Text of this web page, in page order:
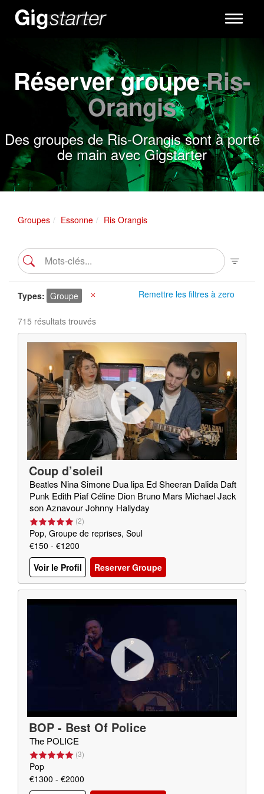
Toggle
Réserver groupeRis-
Orangis
Des groupes de Ris-Orangis sont à porté
de main avec Gigstarter
Groupes Essonne Ris Orangis
Remettre les filtres à zero
Types Groupe
715 résultats trouvés
Coup d’soleil
Beatles Nina Simone Dua lipa Ed Sheeran Dalida Daft
Punk Edith Piaf Céline Dion Bruno Mars Michael Jack
son Aznavour Johnny Hallyday
(2)
Pop, Groupe de reprises, Soul
€150 - €1200
Voir le Profil
Reserver Groupe
BOP - Best Of Police
The POLICE
(3)
Pop
€1300 - €2000